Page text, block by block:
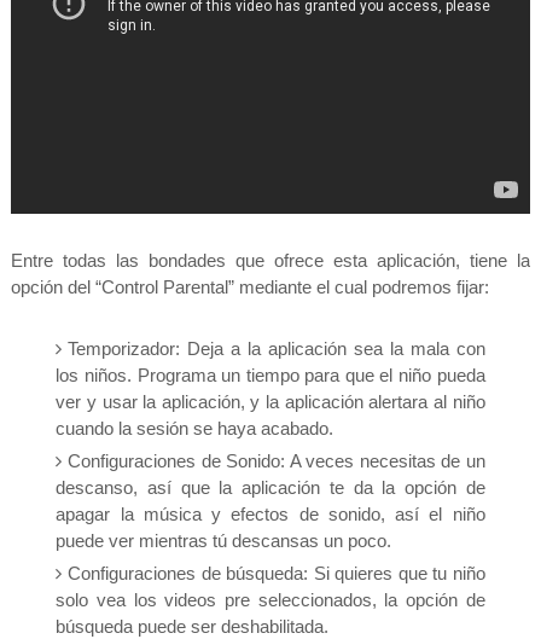
Entre todas las bondades que ofrece esta aplicación, tiene la
opción del “Control Parental” mediante el cual podremos fijar:
Temporizador: Deja a la aplicación sea la mala con
los niños. Programa un tiempo para que el niño pueda
ver y usar la aplicación, y la aplicación alertara al niño
cuando la sesión se haya acabado.
Configuraciones de Sonido: A veces necesitas de un
descanso, así que la aplicación te da la opción de
apagar la música y efectos de sonido, así el niño
puede ver mientras tú descansas un poco.
Configuraciones de búsqueda: Si quieres que tu niño
solo vea los videos pre seleccionados, la opción de
búsqueda puede ser deshabilitada.